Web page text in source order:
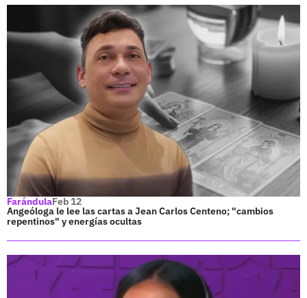
FarándulaFeb 12
Angeóloga le lee las cartas a Jean Carlos Centeno; "cambios
repentinos" y energías ocultas